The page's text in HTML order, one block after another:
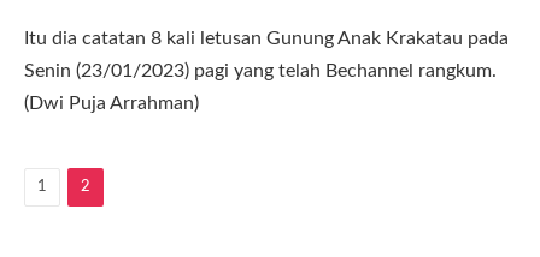
Itu dia catatan 8 kali letusan Gunung Anak Krakatau pada
Senin (23/01/2023) pagi yang telah Bechannel rangkum.
(Dwi Puja Arrahman)
1 2